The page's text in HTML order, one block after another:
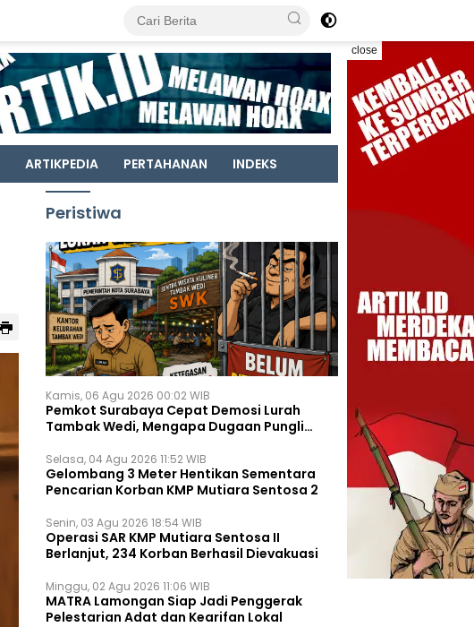
close
ARTIKPEDIA PERTAHANAN INDEKS
Peristiwa
Kamis, 06 Agu 2026 00:02 WIB
Pemkot Surabaya Cepat Demosi Lurah
Tambak Wedi, Mengapa Dugaan Pungli
Selasa, 04 Agu 2026 11:52 WIB
Gelombang 3 Meter Hentikan Sementara
Pencarian Korban KMP Mutiara Sentosa 2
Senin, 03 Agu 2026 18:54 WIB
Operasi SAR KMP Mutiara Sentosa II
Berlanjut, 234 Korban Berhasil Dievakuasi
Minggu, 02 Agu 2026 11:06 WIB
MATRA Lamongan Siap Jadi Penggerak
Pelestarian Adat dan Kearifan Lokal